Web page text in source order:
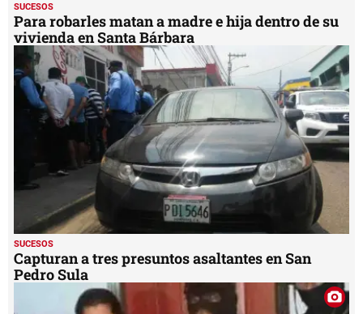
SUCESOS
Para robarles matan a madre e hija dentro de su
vivienda en Santa Bárbara
SUCESOS
Capturan a tres presuntos asaltantes en San
Pedro Sula